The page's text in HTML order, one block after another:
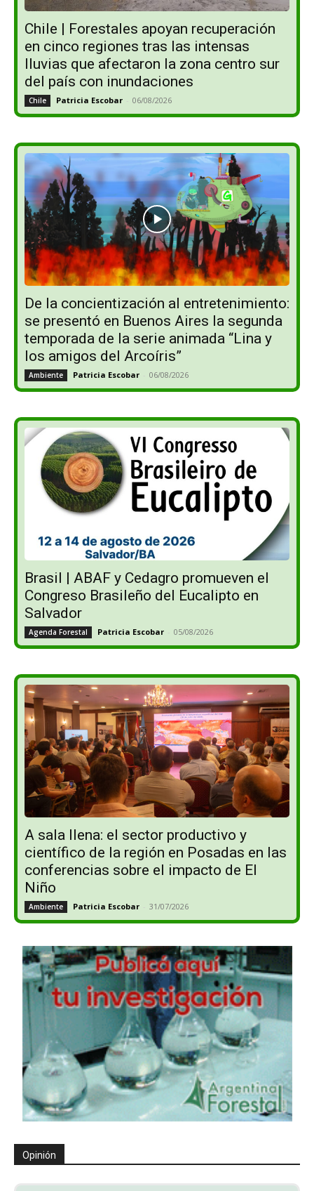
Chile | Forestales apoyan recuperación
en cinco regiones tras las intensas
lluvias que afectaron la zona centro sur
del país con inundaciones
Chile Patricia Escobar - 06/08/2026
De la concientización al entretenimiento:
se presentó en Buenos Aires la segunda
temporada de la serie animada “Lina y
los amigos del Arcoíris”
Ambiente Patricia Escobar - 06/08/2026
Brasil | ABAF y Cedagro promueven el
Congreso Brasileño del Eucalipto en
Salvador
Agenda Forestal Patricia Escobar - 05/08/2026
A sala llena: el sector productivo y
científico de la región en Posadas en las
conferencias sobre el impacto de El
Niño
Ambiente Patricia Escobar - 31/07/2026
Opinión